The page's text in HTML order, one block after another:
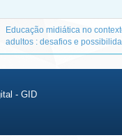
Educação midiática no
adultos : desafios e
- GID